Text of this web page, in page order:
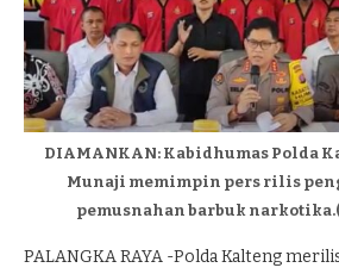
DIAMANKAN: Kabidhumas Polda
Munaji memimpin pers rilis
pemusnahan barbuk
PALANGKA RAYA -Polda Kalteng